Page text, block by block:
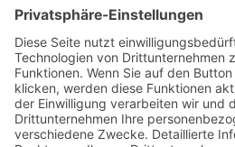
Sachsen und Thüringen. Er ist als
gleichzeitig Veranstalter der
verschiedenen Ligen.